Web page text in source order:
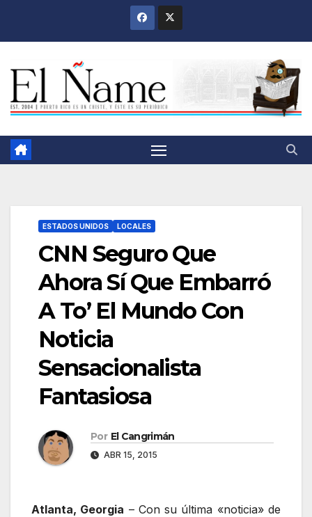
ESTADOS UNIDOS LOCALES
CNN Seguro Que
Ahora Sí Que Embarró
A To’ El Mundo Con
Noticia
Sensacionalista
Fantasiosa
Por El Cangrimán
ABR 15, 2015
Atlanta, Georgia – Con su última «noticia» de